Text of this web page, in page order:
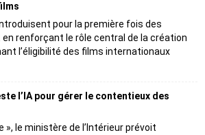
pour la première fois des
en renforçant le rôle central de la création
l’éligibilité des films internationaux
l’IA pour gérer le contentieux des
», le ministère de l’Intérieur prévoit